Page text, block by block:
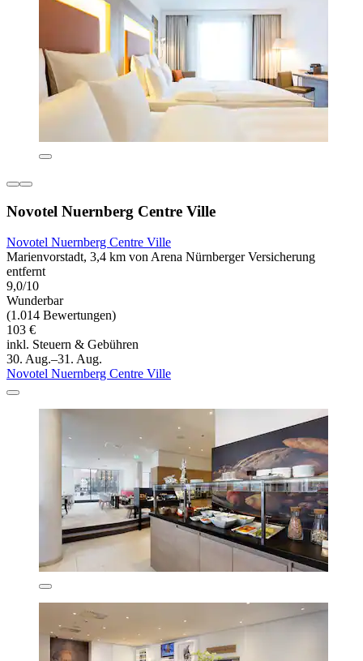
Novotel Nuernberg Centre Ville
Novotel Nuernberg Centre Ville
Marienvorstadt, 3,4 km von Arena Nürnberger Versicherung
entfernt
9,0/10
Wunderbar
(1.014 Bewertungen)
103 €
inkl. Steuern & Gebühren
30. Aug.–31. Aug.
Novotel Nuernberg Centre Ville